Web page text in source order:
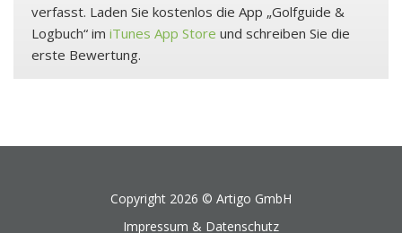
verfasst. Laden Sie kostenlos die App „Golfguide &
Logbuch“ im iTunes App Store und schreiben Sie die
erste Bewertung.
Copyright 2026 © Artigo GmbH
Impressum & Datenschutz